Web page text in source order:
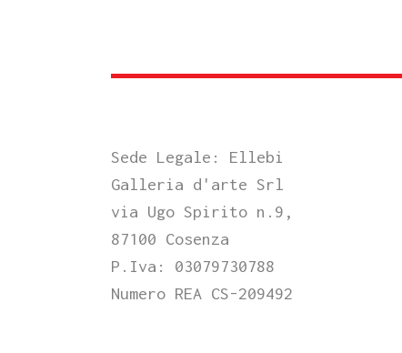
Sede Legale: Ellebi
Galleria d'arte Srl
via Ugo Spirito n.9,
87100 Cosenza
P.Iva: 03079730788
Numero REA CS-209492